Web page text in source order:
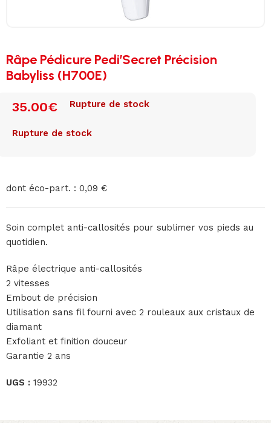
Râpe Pédicure Pedi’Secret Précision
Babyliss (H700E)
35.00€ Rupture de stock
Rupture de stock
dont éco-part. : 0,09 €
Soin complet anti-callosités pour sublimer vos pieds au
quotidien.
Râpe électrique anti-callosités
2 vitesses
Embout de précision
Utilisation sans fil fourni avec 2 rouleaux aux cristaux de
diamant
Exfoliant et finition douceur
Garantie 2 ans
UGS : 19932